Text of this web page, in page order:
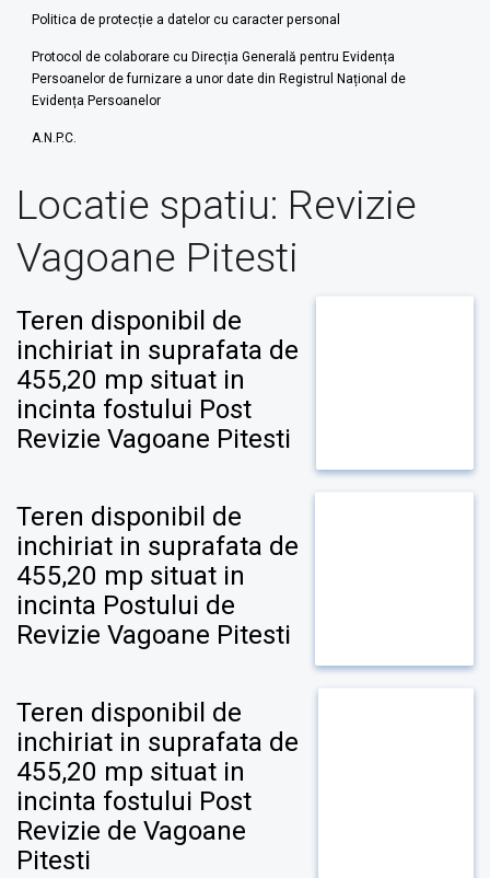
Politica de protecție a datelor cu caracter personal
Protocol de colaborare cu Direcția Generală pentru Evidența
Persoanelor de furnizare a unor date din Registrul Național de
Evidența Persoanelor
A.N.P.C.
Locatie spatiu: Revizie
Vagoane Pitesti
Teren disponibil de
inchiriat in suprafata de
455,20 mp situat in
incinta fostului Post
Revizie Vagoane Pitesti
Teren disponibil de
inchiriat in suprafata de
455,20 mp situat in
incinta Postului de
Revizie Vagoane Pitesti
Teren disponibil de
inchiriat in suprafata de
455,20 mp situat in
incinta fostului Post
Revizie de Vagoane
Pitesti